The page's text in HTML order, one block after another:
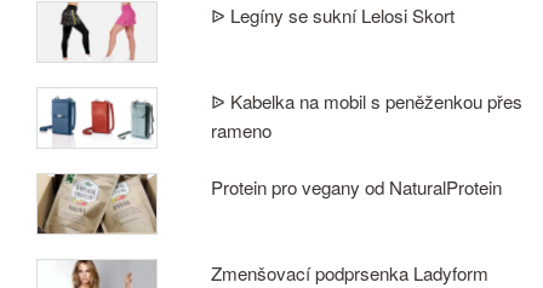
ᐉ Legíny se sukní Lelosi Skort
ᐉ Kabelka na mobil s peněženkou přes
rameno
Protein pro vegany od NaturalProtein
Zmenšovací podprsenka Ladyform